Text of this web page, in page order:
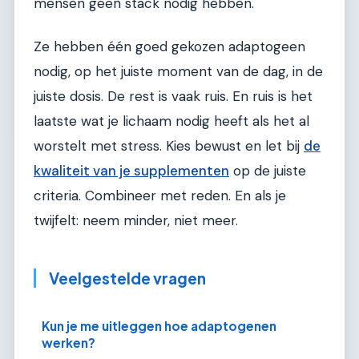
mensen geen stack nodig hebben.
Ze hebben één goed gekozen adaptogeen
nodig, op het juiste moment van de dag, in de
juiste dosis. De rest is vaak ruis. En ruis is het
laatste wat je lichaam nodig heeft als het al
worstelt met stress. Kies bewust en let bij de
kwaliteit van je supplementen op de juiste
criteria. Combineer met reden. En als je
twijfelt: neem minder, niet meer.
Veelgestelde vragen
Kun je me uitleggen hoe adaptogenen
werken?